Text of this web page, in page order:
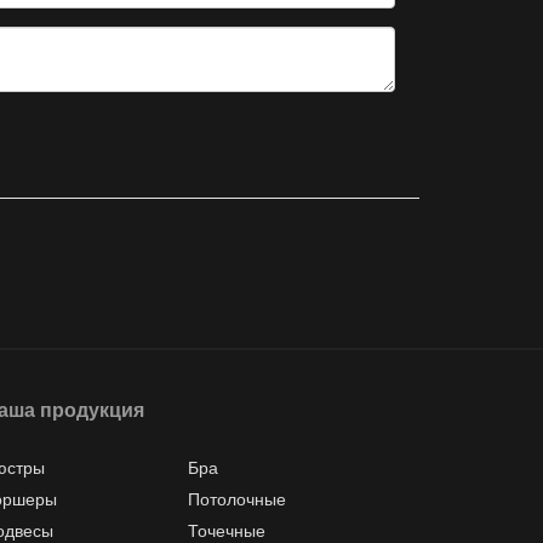
продукция
Бра
Потолочные
Точечные